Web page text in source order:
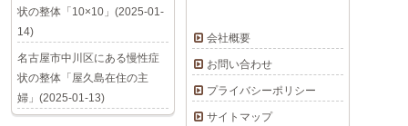
会社概要
お問い合わせ
プライバシーポリシー
サイトマップ
状の整体「10×10」(2025-01-
14)
名古屋市中川区にある慢性症
状の整体「屋久島在住の主
婦」(2025-01-13)